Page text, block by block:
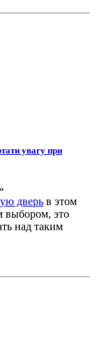
увагу при
дверь в этом
выбором, это
над таким